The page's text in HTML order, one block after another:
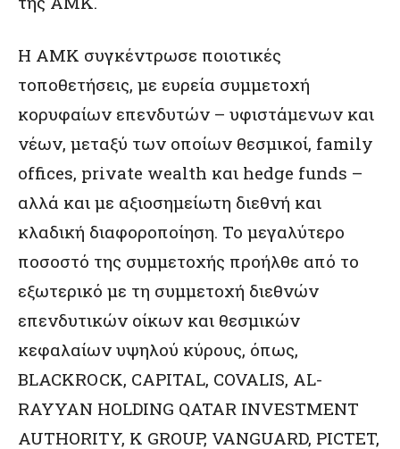
Η ΑΜΚ συγκέντρωσε ποιοτικές
τοποθετήσεις, με ευρεία συμμετοχή
κορυφαίων επενδυτών – υφιστάμενων και
νέων, μεταξύ των οποίων θεσμικοί, family
offices, private wealth και hedge funds –
αλλά και με αξιοσημείωτη διεθνή και
κλαδική διαφοροποίηση. Το μεγαλύτερο
ποσοστό της συμμετοχής προήλθε από το
εξωτερικό με τη συμμετοχή διεθνών
επενδυτικών οίκων και θεσμικών
κεφαλαίων υψηλού κύρους, όπως,
BLACKROCK, CAPITAL, COVALIS, AL-
RAYYAN HOLDING QATAR INVESTMENT
AUTHORITY, K GROUP, VANGUARD, PICTET,